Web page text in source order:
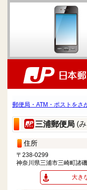
郵便局・ATM・ポストをさ
三浦郵便局 (
住所
〒238-0299
神奈川県三浦市三崎町諸
大き